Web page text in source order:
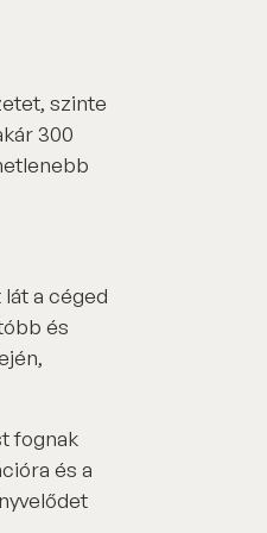
szinte
300
a céged
és
fognak
és a